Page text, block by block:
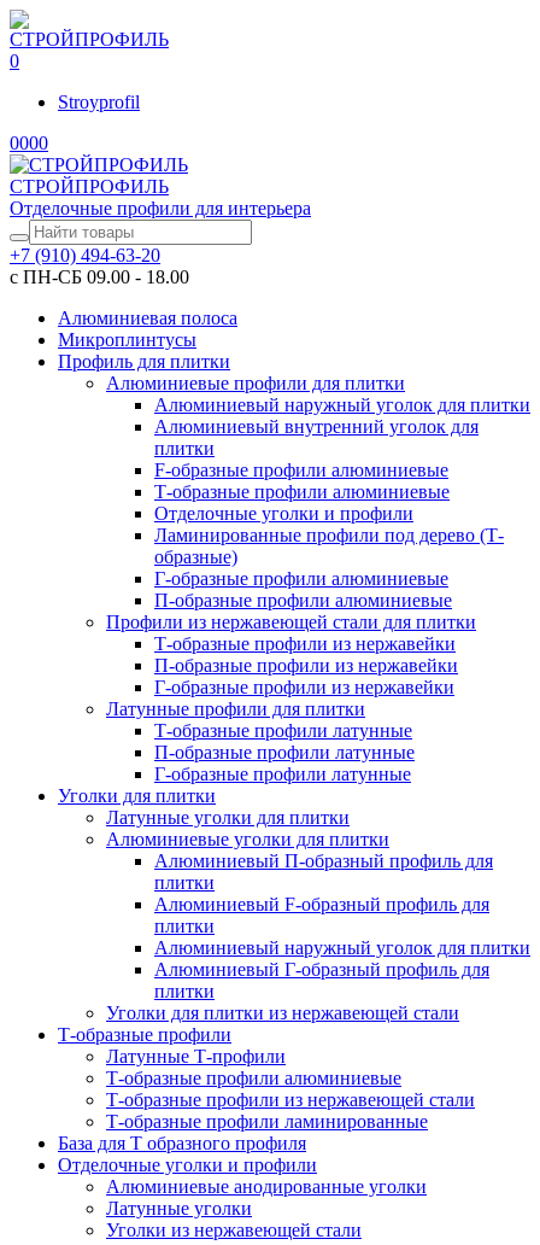
0
Stroyprofil
0000
СТРОЙПРОФИЛЬ
Отделочные профили для интерьера
+7 (910) 494-63-20
с ПН-СБ 09.00 - 18.00
Алюминиевая полоса
Микроплинтусы
Профиль для плитки
Алюминиевые профили для плитки
Алюминиевый наружный уголок для плитки
Алюминиевый внутренний уголок для
плитки
F-образные профили алюминиевые
Т-образные профили алюминиевые
Отделочные уголки и профили
Ламинированные профили под дерево (Т-
образные)
Г-образные профили алюминиевые
П-образные профили алюминиевые
Профили из нержавеющей стали для плитки
Т-образные профили из нержавейки
П-образные профили из нержавейки
Г-образные профили из нержавейки
Латунные профили для плитки
Т-образные профили латунные
П-образные профили латунные
Г-образные профили латунные
Уголки для плитки
Латунные уголки для плитки
Алюминиевые уголки для плитки
Алюминиевый П-образный профиль для
плитки
Алюминиевый F-образный профиль для
плитки
Алюминиевый наружный уголок для плитки
Алюминиевый Г-образный профиль для
плитки
Уголки для плитки из нержавеющей стали
Т-образные профили
Латунные Т-профили
Т-образные профили алюминиевые
Т-образные профили из нержавеющей стали
Т-образные профили ламинированные
База для Т образного профиля
Отделочные уголки и профили
Алюминиевые анодированные уголки
Латунные уголки
Уголки из нержавеющей стали